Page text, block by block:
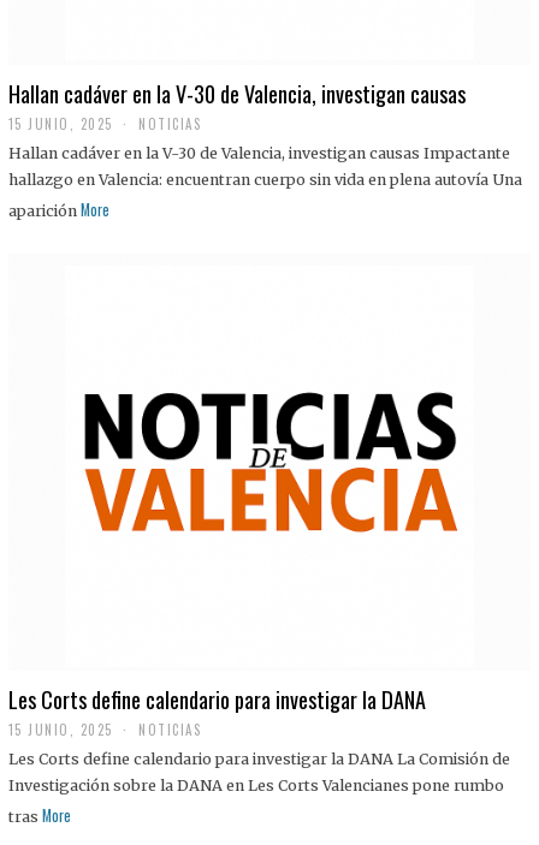
Hallan cadáver en la V-30 de Valencia, investigan causas
15 JUNIO, 2025 NOTICIAS
Hallan cadáver en la V-30 de Valencia, investigan causas Impactante
hallazgo en Valencia: encuentran cuerpo sin vida en plena autovía Una
aparición More
Les Corts define calendario para investigar la DANA
15 JUNIO, 2025 NOTICIAS
Les Corts define calendario para investigar la DANA La Comisión de
Investigación sobre la DANA en Les Corts Valencianes pone rumbo
tras More